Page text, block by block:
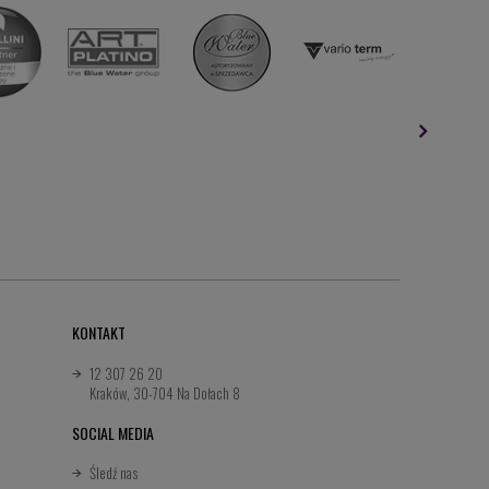
KONTAKT
12 307 26 20
Kraków, 30-704 Na Dołach 8
SOCIAL MEDIA
Śledź nas